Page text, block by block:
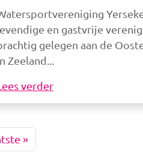
en gastvrije
gelegen aan de
Zeeland
verder
pagina
»Laatste pagina